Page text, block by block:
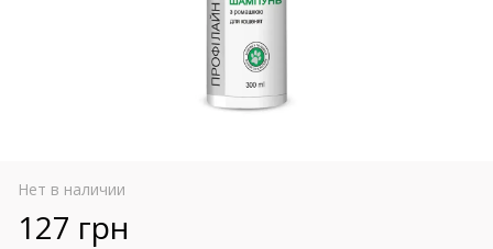
Нет в наличии
127 грн